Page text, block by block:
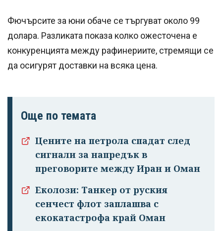
Успешно
излязохте от
Фючърсите за юни обаче се търгуват около 99
долара. Разликата показа колко ожесточена е
конкуренцията между рафинериите, стремящи се
да осигурят доставки на всяка цена.
Още по темата
Цените на петрола спадат след
сигнали за напредък в
преговорите между Иран и Оман
Еколози: Танкер от руския
сенчест флот заплашва с
екокатастрофа край Оман